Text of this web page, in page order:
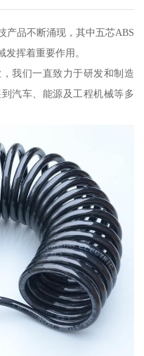
产品不断涌现，其中五芯ABS
挥着重要作用。
我们一直致力于研发和制造
汽车、能源及工程机械等多